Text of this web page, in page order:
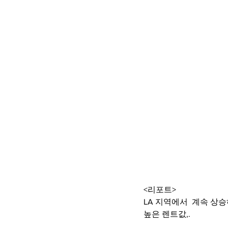
<리포트>
LA 지역에서  계속 상
높은 렌트값,.